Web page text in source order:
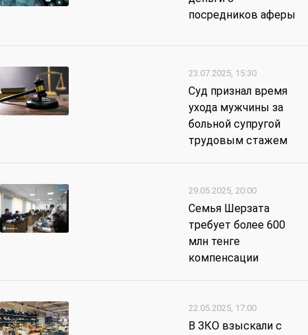
посредников аферы
23.07.2025, 15:30
Суд признал время
ухода мужчины за
больной супругой
трудовым стажем
29.05.2025, 20:00
Семья Шерзата
требует более 600
млн тенге
компенсации
22.05.2025, 17:00
В ЗКО взыскали с